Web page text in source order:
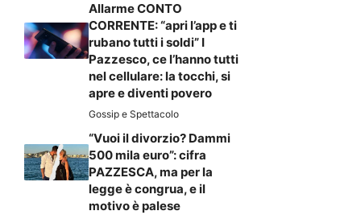
Allarme CONTO
CORRENTE: “apri l’app e ti
rubano tutti i soldi” I
Pazzesco, ce l’hanno tutti
nel cellulare: la tocchi, si
apre e diventi povero
Gossip e Spettacolo
“Vuoi il divorzio? Dammi
500 mila euro”: cifra
PAZZESCA, ma per la
legge è congrua, e il
motivo è palese